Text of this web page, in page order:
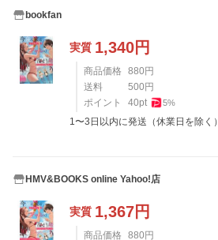
bookfan
実質 1,340円
商品価格 880 円
送料
500 円
ポイント
40pt 5%
1〜3日以内に発送（休業日を除く）
HMV&BOOKS online Yahoo!店
実質 1,367円
商品価格 880 円